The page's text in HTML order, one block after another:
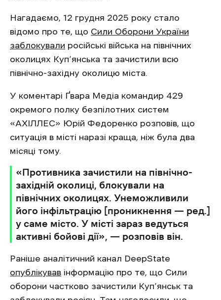
Нагадаємо, 12 грудня 2025 року стало
відомо про те, що Сили Оборони України
заблокували російські війська на північних
околицях Куп’янська та зачистили всю
північно-західну околицю міста.
У коментарі Ґвара Медіа командир 429
окремого полку безпілотних систем
«АХІЛЛЕС» Юрій Федоренко розповів, що
ситуація в місті наразі краща, ніж була два
місяці тому.
«Противника зачистили на північно-
західній околиці, блокували на
північних околицях. Унеможливили
його інфільтрацію [проникнення — ред.]
у саме місто. У місті зараз ведуться
активні бойові дії», — розповів він.
Раніше аналітичний канал DeepState
опублікував інформацію про те, що Сили
оборони частково зачистили Куп’янськ та